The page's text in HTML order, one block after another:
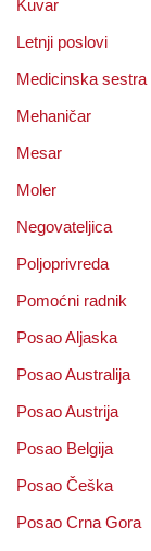
Kuvar
Letnji poslovi
Medicinska sestra
Mehaničar
Mesar
Moler
Negovateljica
Poljoprivreda
Pomoćni radnik
Posao Aljaska
Posao Australija
Posao Austrija
Posao Belgija
Posao Češka
Posao Crna Gora